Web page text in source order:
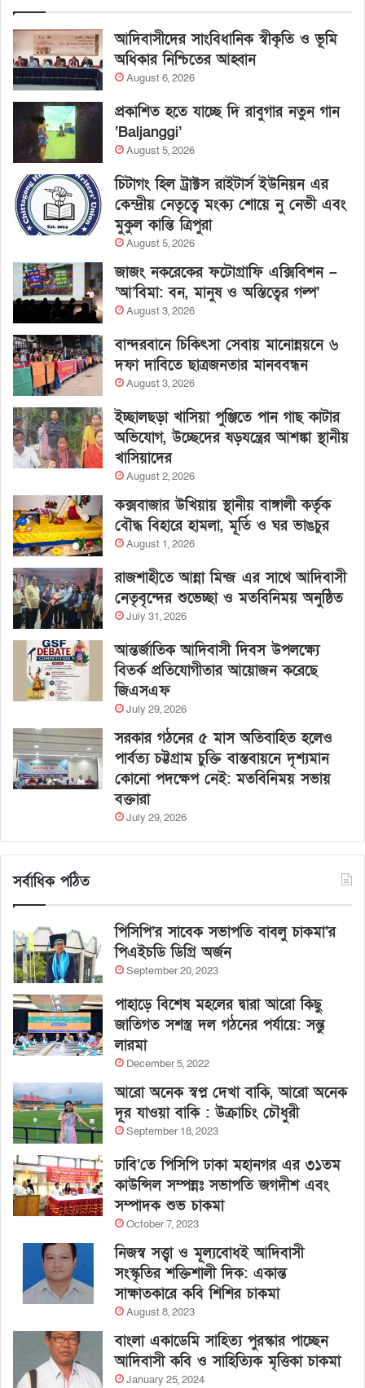
আদিবাসীদের সাংবিধানিক স্বীকৃতি ও ভূমি
অধিকার নিশ্চিতের আহ্বান
August 6, 2026
প্রকাশিত হতে যাচ্ছে দি রাবুগার নতুন গান
‘Baljanggi’
August 5, 2026
চিটাগং হিল ট্রাক্টস রাইটার্স ইউনিয়ন এর
কেন্দ্রীয় নেতৃত্বে মংক্য শোয়ে নু নেভী এবং
মুকুল কান্তি ত্রিপুরা
August 5, 2026
জাজং নকরেকের ফটোগ্রাফি এক্সিবিশন –
‘আ’বিমা: বন, মানুষ ও অস্তিত্বের গল্প’
August 3, 2026
বান্দরবানে চিকিৎসা সেবায় মানোন্নয়নে ৬
দফা দাবিতে ছাত্রজনতার মানববন্ধন
August 3, 2026
ইচ্ছালছড়া খাসিয়া পুঞ্জিতে পান গাছ কাটার
অভিযোগ, উচ্ছেদের ষড়যন্ত্রের আশঙ্কা স্থানীয়
খাসিয়াদের
August 2, 2026
কক্সবাজার উখিয়ায় স্থানীয় বাঙ্গালী কর্তৃক
বৌদ্ধ বিহারে হামলা, মূর্তি ও ঘর ভাঙচুর
August 1, 2026
রাজশাহীতে আন্না মিন্জ এর সাথে আদিবাসী
নেতৃবৃন্দের শুভেচ্ছা ও মতবিনিময় অনুষ্ঠিত
July 31, 2026
আন্তর্জাতিক আদিবাসী দিবস উপলক্ষ্যে
বিতর্ক প্রতিযোগীতার আয়োজন করেছে
জিএসএফ
July 29, 2026
সরকার গঠনের ৫ মাস অতিবাহিত হলেও
পার্বত্য চট্টগ্রাম চুক্তি বাস্তবায়নে দৃশ্যমান
কোনো পদক্ষেপ নেই: মতবিনিময় সভায়
বক্তারা
July 29, 2026
সর্বাধিক পঠিত
পিসিপি’র সাবেক সভাপতি বাবলু চাকমা’র
পিএইচডি ডিগ্রি অর্জন
September 20, 2023
পাহাড়ে বিশেষ মহলের দ্বারা আরো কিছু
জাতিগত সশস্ত্র দল গঠনের পর্যায়ে: সন্তু
লারমা
December 5, 2022
আরো অনেক স্বপ্ন দেখা বাকি, আরো অনেক
দূর যাওয়া বাকি : উক্রাচিং চৌধুরী
September 18, 2023
ঢাবি’তে পিসিপি ঢাকা মহানগর এর ৩১তম
কাউন্সিল সম্পন্নঃ সভাপতি জগদীশ এবং
সম্পাদক শুভ চাকমা
October 7, 2023
নিজস্ব সত্ত্বা ও মূল্যবোধই আদিবাসী
সংস্কৃতির শক্তিশালী দিক: একান্ত
সাক্ষাতকারে কবি শিশির চাকমা
August 8, 2023
বাংলা একাডেমি সাহিত্য পুরস্কার পাচ্ছেন
আদিবাসী কবি ও সাহিত্যিক মৃত্তিকা চাকমা
January 25, 2024